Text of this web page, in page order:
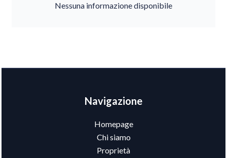
Nessuna informazione disponibile
Navigazione
Homepage
Chi siamo
Proprietà